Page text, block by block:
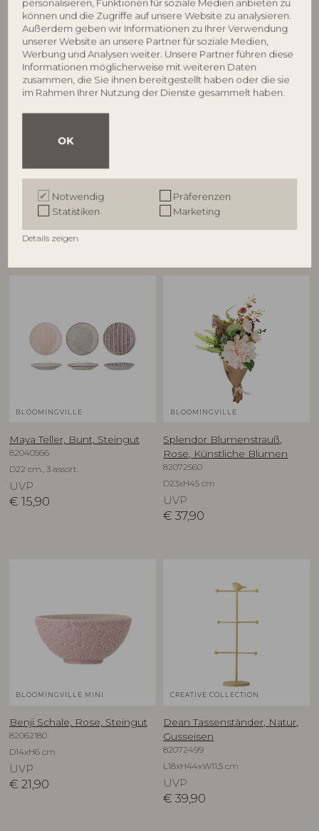
personalisieren, Funktionen für soziale Medien anbieten zu
können und die Zugriffe auf unsere Website zu analysieren.
Außerdem geben wir Informationen zu Ihrer Verwendung
unserer Website an unsere Partner für soziale Medien,
Werbung und Analysen weiter. Unsere Partner führen diese
Informationen möglicherweise mit weiteren Daten
zusammen, die Sie ihnen bereitgestellt haben oder die sie
im Rahmen Ihrer Nutzung der Dienste gesammelt haben.
OK
Notwendig
Präferenzen
Statistiken
Marketing
Details zeigen
CREATIVE COLLECTION
Hazem Kabinett, Schwarz,
Tannenholz
82065371
CREATIVE COLLECTION
Hazem Kabinett, Schwarz,
Tannenholz
Andere Kunden kauften auch
BLOOMINGVILLE
Maya Teller, Bunt, Steingut
82040566
D22 cm., 3 assort.
UVP
€ 15,90
BLOOMINGVILLE
Splendor Blumenstrauß,
Rose, Künstliche Blumen
82072560
D23xH45 cm
UVP
€ 37,90
BLOOMINGVILLE MINI
Benji Schale, Rose, Steingut
82062180
D14xH6 cm
UVP
€ 21,90
CREATIVE COLLECTION
Dean Tassenständer, Natur,
Gusseisen
82072499
L18xH44xW11,5 cm
UVP
€ 39,90